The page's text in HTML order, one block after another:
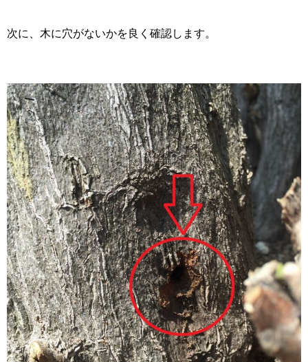
次に、木に穴がないかを良く確認します。